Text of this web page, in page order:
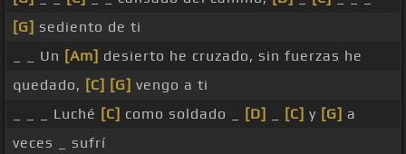
[G] sediento de ti
_ _ Un [Am] desierto he cruzado, sin fuerzas he
quedado, [C] [G] vengo a ti
_ _ _ Luché [C] como soldado _ [D] [C] y [G] a
veces _ sufrí